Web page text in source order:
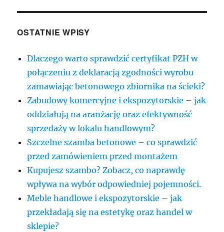
OSTATNIE WPISY
Dlaczego warto sprawdzić certyfikat PZH w
połączeniu z deklaracją zgodności wyrobu
zamawiając betonowego zbiornika na ścieki?
Zabudowy komercyjne i ekspozytorskie – jak
oddziałują na aranżację oraz efektywność
sprzedaży w lokalu handlowym?
Szczelne szamba betonowe – co sprawdzić
przed zamówieniem przed montażem
Kupujesz szambo? Zobacz, co naprawdę
wpływa na wybór odpowiedniej pojemności.
Meble handlowe i ekspozytorskie – jak
przekładają się na estetykę oraz handel w
sklepie?